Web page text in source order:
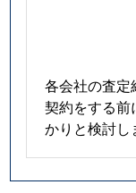
各会社の査定
契約をする前
かりと検討し